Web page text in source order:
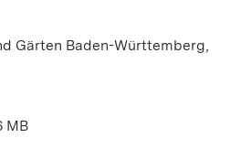
Gärten Baden-Württemberg,
MB